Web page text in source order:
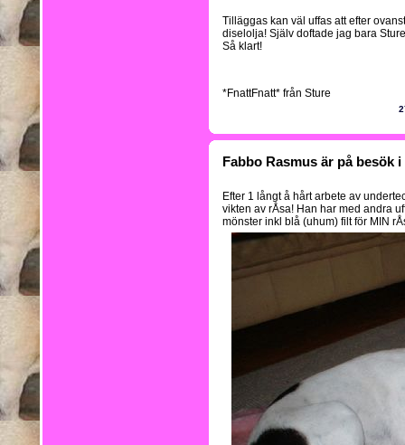
Tilläggas kan väl uffas att efter
diselolja! Själv doftade jag bara
Så klart!
*FnattFnatt* från Sture
Fabbo Rasmus är på besök
Efter 1 långt å hårt arbete av
vikten av rÅsa! Han har med andra
mönster inkl blå (uhum) filt för MIN